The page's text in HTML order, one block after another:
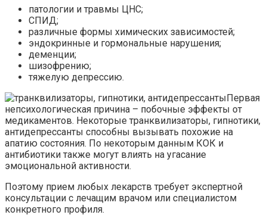
патологии и травмы ЦНС;
СПИД;
различные формы химических зависимостей;
эндокринные и гормональные нарушения;
деменции;
шизофрению;
тяжелую депрессию.
Первая
непсихологическая причина – побочные эффекты от
медикаментов. Некоторые транквилизаторы, гипнотики,
антидепрессанты способны вызывать похожие на
апатию состояния. По некоторым данным КОК и
антибиотики также могут влиять на угасание
эмоциональной активности.
Поэтому прием любых лекарств требует экспертной
консультации с лечащим врачом или специалистом
конкретного профиля.